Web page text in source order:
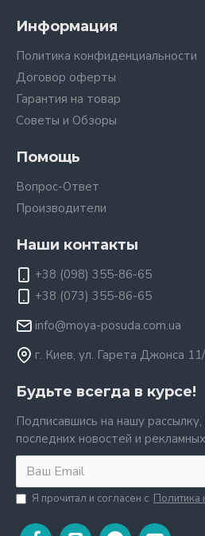
Информация
Политика конфиденциальности
Договор оферты
Гарантия на товар
Советы и Обзоры
Помощь
Вопрос-Ответ
Производители
Наши контакты
+38 (098) 355-86-65
+38 (073) 355-86-65
info@moya-posuda.com.ua
г. Киев, ул. Гарета Джонса
Будьте всегда в курсе!
Подписавшись на нашу
последних новостей и
Я прочитал и согласен с Политика